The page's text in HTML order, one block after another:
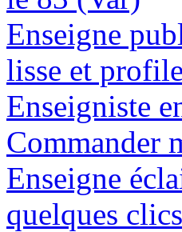
Enseigne
lisse et
Enseigniste
Commander
Enseigne
quelques